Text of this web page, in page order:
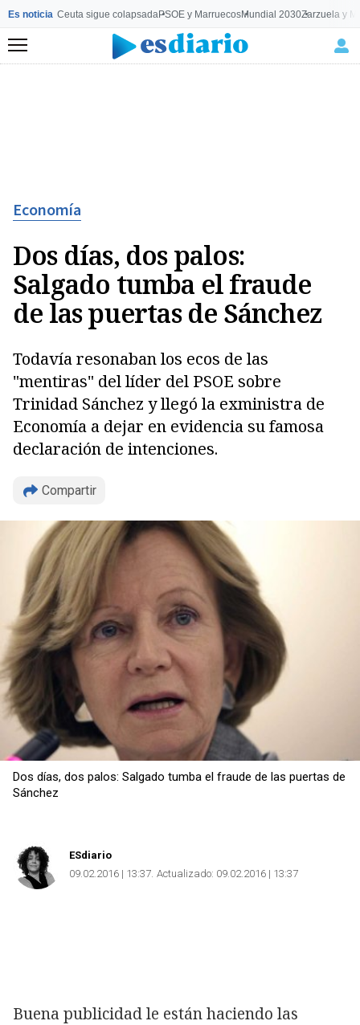
Es noticia Ceuta sigue colapsadaPSOE y MarruecosMundial 2030Zarzuela y
Menú
Economía
Dos días, dos palos:
Salgado tumba el fraude
de las puertas de Sánchez
Todavía resonaban los ecos de las
"mentiras" del líder del PSOE sobre
Trinidad Sánchez y llegó la exministra de
Economía a dejar en evidencia su famosa
declaración de intenciones.
Compartir
Copiar
Dos días, dos palos: Salgado tumba el fraude de las puertas de
Sánchez
ESdiario
09.02.2016 | 13:37 Actualizado: 09.02.2016 | 13:37
Buena publicidad le están haciendo las